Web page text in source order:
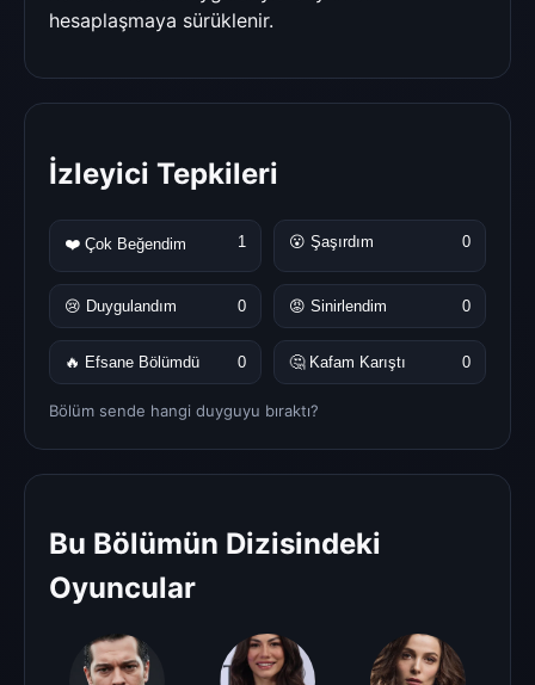
hesaplaşmaya sürüklenir.
İzleyici Tepkileri
❤️ Çok Beğendim 1 😮 Şaşırdım 0
😢 Duygulandım 0 😡 Sinirlendim 0
🔥 Efsane Bölümdü 0 🤔 Kafam Karıştı 0
Bölüm sende hangi duyguyu bıraktı?
Bu Bölümün Dizisindeki
Oyuncular